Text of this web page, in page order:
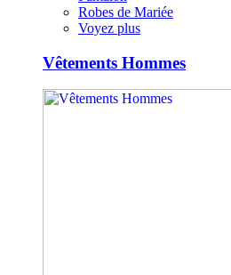
Robes de Mariée
Voyez plus
Vêtements Hommes